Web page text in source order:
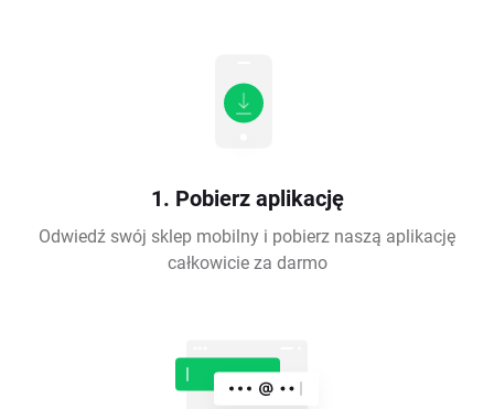
1. Pobierz aplikację
Odwiedź swój sklep mobilny i pobierz naszą aplikację
całkowicie za darmo